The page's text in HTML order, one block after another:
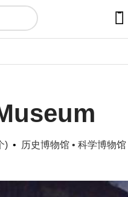

) 历史博物馆 • 科学博物馆